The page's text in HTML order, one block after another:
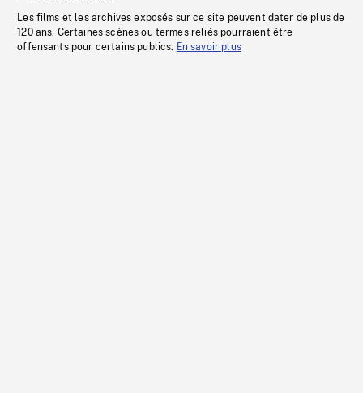
Les films et les archives exposés sur ce site peuvent dater de plus de
120 ans. Certaines scènes ou termes reliés pourraient être
offensants pour certains publics. En savoir plus